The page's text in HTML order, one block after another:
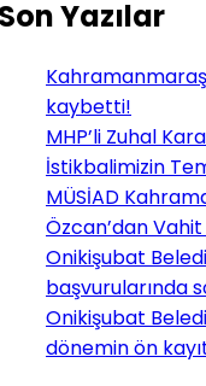
Yazılar
kaybetti!
MHP’li Zuhal
İstikbalimizin
MÜSİAD
Özcan’dan
Onikişubat
başvurularında
Onikişubat
dönemin ön